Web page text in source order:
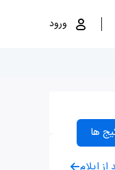
ورود
ها
ایلام